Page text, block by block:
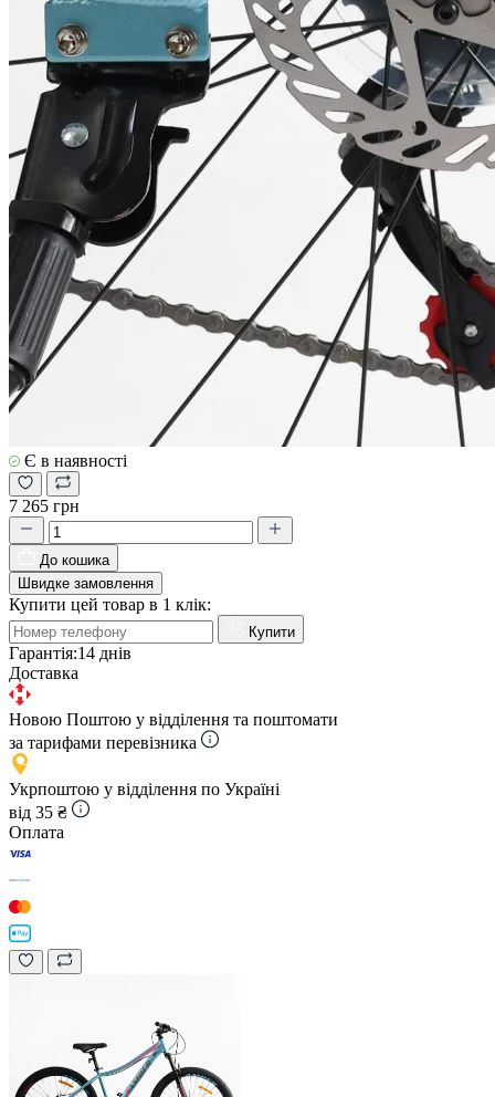
Є в наявності
7 265 грн
До кошика
Швидке замовлення
Купити цей товар в 1 клік:
Купити
Гарантія:14 днів
Доставка
Новою Поштою у відділення та поштомати
за тарифами перевізника
Укрпоштою у відділення по Україні
від 35 ₴
Оплата